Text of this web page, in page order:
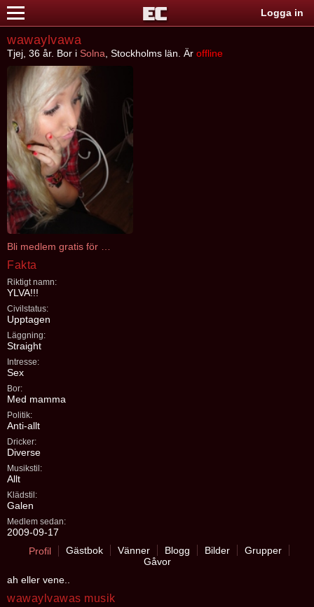
Logga in
wawaylvawa
Tjej, 36 år. Bor i Solna , Stockholms län. Är offline
Fakta
Riktigt namn:
YLVA!!!
Civilstatus:
Upptagen
Läggning:
Straight
Intresse:
Sex
Bor:
Med mamma
Politik:
Anti-allt
Dricker:
Diverse
Musikstil:
Allt
Klädstil:
Galen
Medlem sedan:
2009-09-17
Profil
Gästbok Vänner Blogg Bilder
Grupper
Gåvor
ah eller vene..
wawaylvawas musik